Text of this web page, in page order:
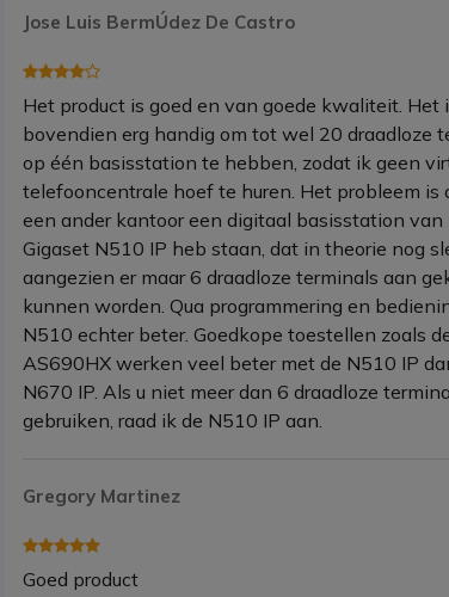
Jose Luis BermÚdez De Castro
Het product is goed en van goede kwaliteit. Het
bovendien erg handig om tot wel 20 draadloze
op één basisstation te hebben, zodat ik geen
telefooncentrale hoef te huren. Het probleem is
een ander kantoor een digitaal basisstation
Gigaset N510 IP heb staan, dat in theorie nog
aangezien er maar 6 draadloze terminals aan
kunnen worden. Qua programmering en
N510 echter beter. Goedkope toestellen zoals
AS690HX werken veel beter met de N510 IP
N670 IP. Als u niet meer dan 6 draadloze
gebruiken, raad ik de N510 IP aan.
Gregory Martinez
Goed product